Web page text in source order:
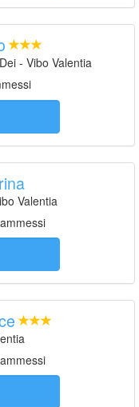
- Vibo Valentia
Valentia